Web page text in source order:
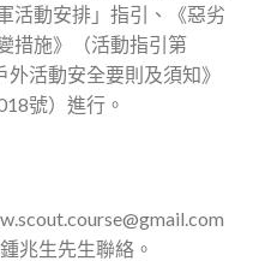
活動安排」指引、《惡劣
措施》
（活動指引第
外活動安全要則及須知》
號）進行。
兆生先生聯絡。